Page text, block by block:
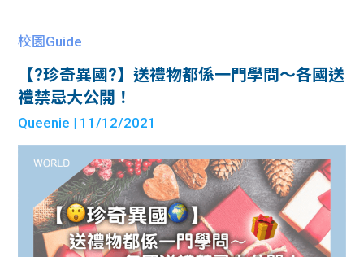
校園Guide
【?珍奇異國?】送禮物都係一門學問～各國送
禮禁忌大公開！
Queenie | 11/12/2021